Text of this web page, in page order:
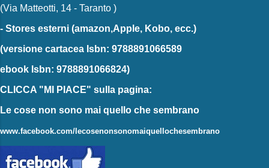
(Via Matteotti, 14 - Taranto )
- Stores esterni (amazon,Apple, Kobo, ecc.)
(versione cartacea Isbn: 9788891066589
ebook Isbn: 9788891066824)
CLICCA "MI PIACE" sulla pagina:
Le cose non sono mai quello che sembrano
www.facebook.com/lecosenonsonomaiquellochesembrano